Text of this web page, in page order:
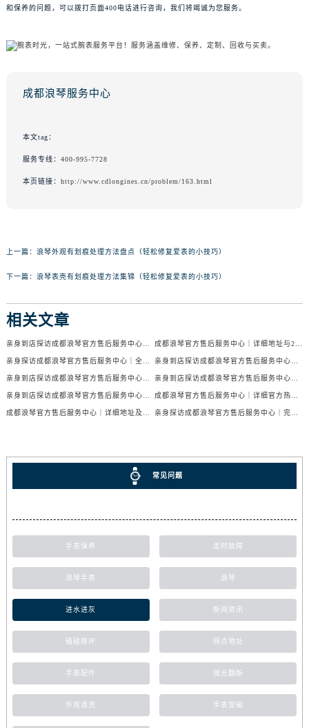
和保养的问题，可以拨打页面400电话进行咨询，我们将竭诚为您服务。
成都浪琴服务中心
本文tag：
服务专线： 400-995-7728
本页链接： http://www.cdlongines.cn/problem/163.html
上一篇： 浪琴外观有划痕处理方法盘点（轻松修复爱表的小技巧）
下一篇： 浪琴表壳有划痕处理方法集锦（轻松修复爱表的小技巧）
相关文章
常见问题
手表保养 走时故障
浪琴手表 浪琴
进水进灰 新闻资讯
磕碰摔坏 网点地址
手表配件 抛光翻新
外观清洗 手表受磁